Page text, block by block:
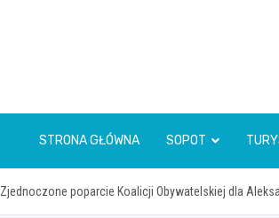
STRONA GŁÓWNA SOPOT
Zjednoczone poparcie Koalicji Obywatelskiej dla